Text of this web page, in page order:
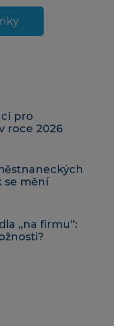
pro
roce 2026
se mění
„na firmu“: